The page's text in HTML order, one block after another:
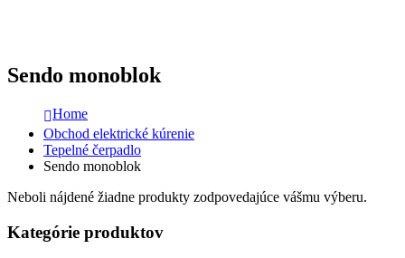
Sendo monoblok
Home
Obchod elektrické kúrenie
Tepelné čerpadlo
Sendo monoblok
Neboli nájdené žiadne produkty zodpovedajúce vášmu výberu.
Kategórie produktov